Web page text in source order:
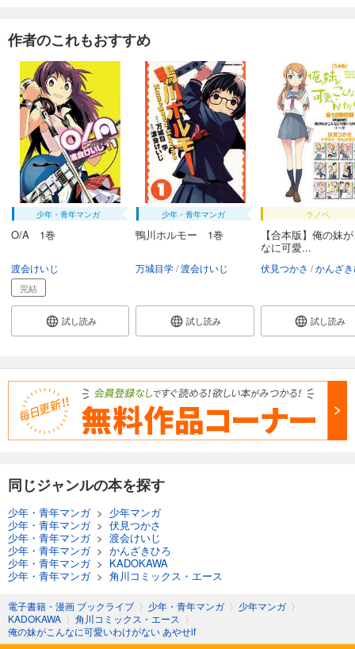
作者のこれもおすすめ
少年・青年マンガ
O/A 1巻
渡会けいじ
完結
試し読み
少年・青年マンガ
鴨川ホルモー 1巻
万城目学 渡会けいじ
試し読み
ラノベ
【合本版】俺の妹
なに可愛...
伏見つかさ かんざ
試し読み
同じジャンルの本を探す
少年・青年マンガ> 少年マンガ
少年・青年マンガ> 伏見つかさ
少年・青年マンガ> 渡会けいじ
少年・青年マンガ> かんざきひろ
少年・青年マンガ> KADOKAWA
少年・青年マンガ> 角川コミックス・エース
電子書籍・漫画 ブックライブ 〉 少年・青年マンガ 〉 少年マンガ 〉
KADOKAWA 〉 角川コミックス・エース 〉
俺の妹がこんなに可愛いわけがない あやせif